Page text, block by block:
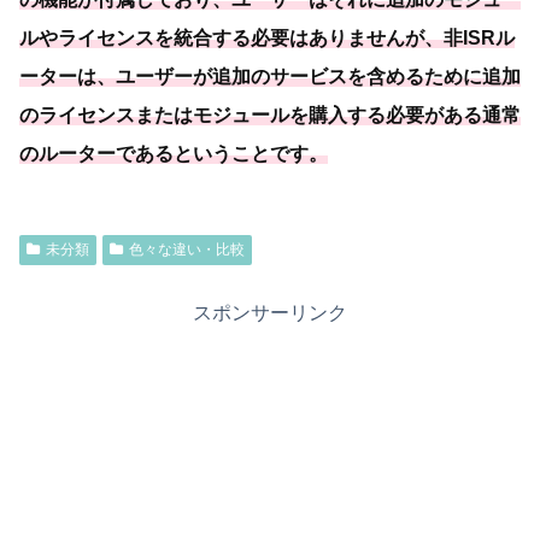
ルやライセンスを統合する必要はありませんが、非ISRル
ーターは、ユーザーが追加のサービスを含めるために追加
のライセンスまたはモジュールを購入する必要がある通常
のルーターであるということです。
未分類 色々な違い・比較
スポンサーリンク